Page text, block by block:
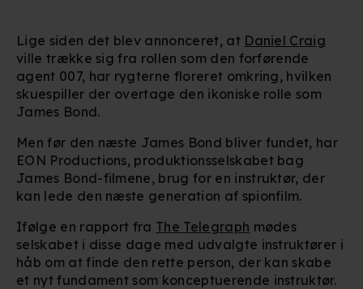
Lige siden det blev annonceret, at Daniel Craig
ville trække sig fra rollen som den forførende
agent 007, har rygterne floreret omkring, hvilken
skuespiller der overtage den ikoniske rolle som
James Bond.
Men før den næste James Bond bliver fundet, har
EON Productions, produktionsselskabet bag
James Bond-filmene, brug for en instruktør, der
kan lede den næste generation af spionfilm.
Ifølge en rapport fra The Telegraph mødes
selskabet i disse dage med udvalgte instruktører i
håb om at finde den rette person, der kan skabe
et nyt fundament som konceptuerende instruktør.